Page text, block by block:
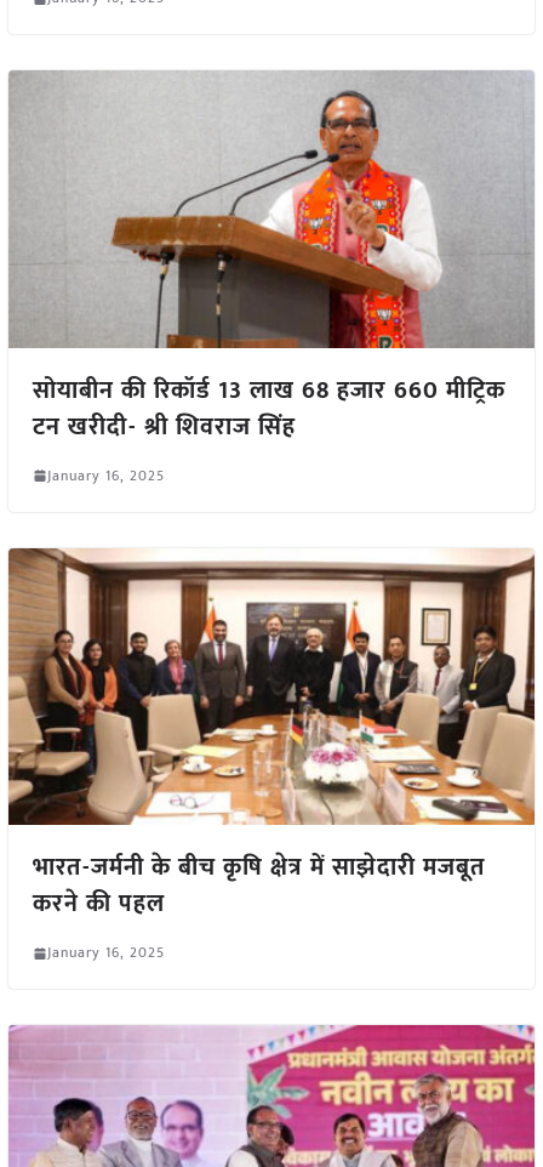
सोयाबीन की रिकॉर्ड 13 लाख 68 हजार 660 मीट्रिक
टन खरीदी- श्री शिवराज सिंह
January 16, 2025
भारत-जर्मनी के बीच कृषि क्षेत्र में साझेदारी मजबूत
करने की पहल
January 16, 2025